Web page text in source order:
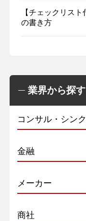
【チェックリス
の書き方
業界から探す
コンサル・シン
金融
メーカー
商社